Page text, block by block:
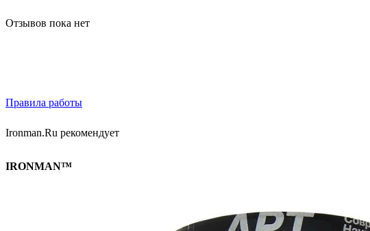
Отзывов пока нет
Правила работы
Ironman.Ru рекомендует
IRONMAN™